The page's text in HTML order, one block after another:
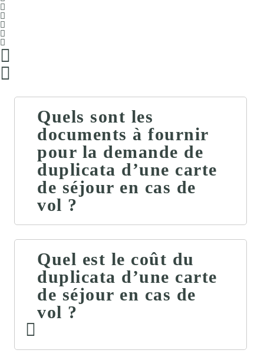
Quels sont les
documents à fournir
pour la demande de
duplicata d’une carte
de séjour en cas de
vol ?
Quel est le coût du
duplicata d’une carte
de séjour en cas de
vol ?